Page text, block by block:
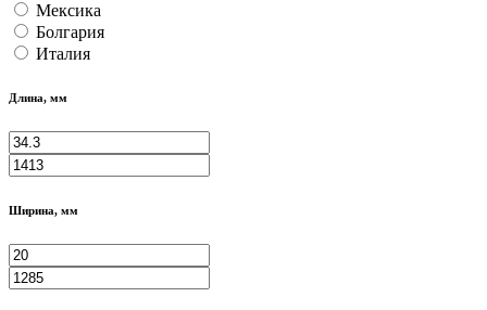
Мексика
Болгария
Италия
Длина, мм
Ширина, мм